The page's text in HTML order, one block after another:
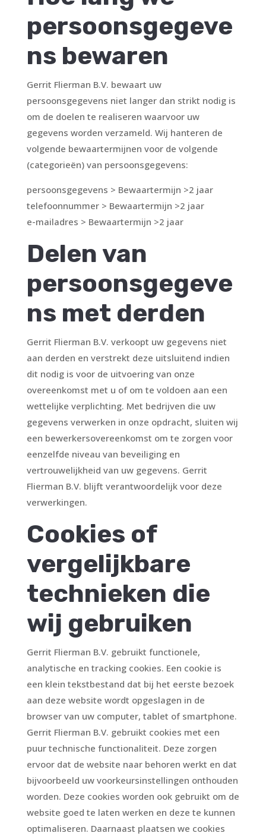
persoonsgegeve
ns bewaren
Gerrit Flierman B.V. bewaart uw
persoonsgegevens niet langer dan strikt nodig is
om de doelen te realiseren waarvoor uw
gegevens worden verzameld. Wij hanteren de
volgende bewaartermijnen voor de volgende
(categorieën) van persoonsgegevens:
persoonsgegevens > Bewaartermijn >2 jaar
telefoonnummer > Bewaartermijn >2 jaar
e-mailadres > Bewaartermijn >2 jaar
Delen van
persoonsgegeve
ns met derden
Gerrit Flierman B.V. verkoopt uw gegevens niet
aan derden en verstrekt deze uitsluitend indien
dit nodig is voor de uitvoering van onze
overeenkomst met u of om te voldoen aan een
wettelijke verplichting. Met bedrijven die uw
gegevens verwerken in onze opdracht, sluiten wij
een bewerkersovereenkomst om te zorgen voor
eenzelfde niveau van beveiliging en
vertrouwelijkheid van uw gegevens. Gerrit
Flierman B.V. blijft verantwoordelijk voor deze
verwerkingen.
Cookies of
vergelijkbare
technieken die
wij gebruiken
Gerrit Flierman B.V. gebruikt functionele,
analytische en tracking cookies. Een cookie is
een klein tekstbestand dat bij het eerste bezoek
aan deze website wordt opgeslagen in de
browser van uw computer, tablet of smartphone.
Gerrit Flierman B.V. gebruikt cookies met een
puur technische functionaliteit. Deze zorgen
ervoor dat de website naar behoren werkt en dat
bijvoorbeeld uw voorkeursinstellingen onthouden
worden. Deze cookies worden ook gebruikt om de
website goed te laten werken en deze te kunnen
optimaliseren. Daarnaast plaatsen we cookies